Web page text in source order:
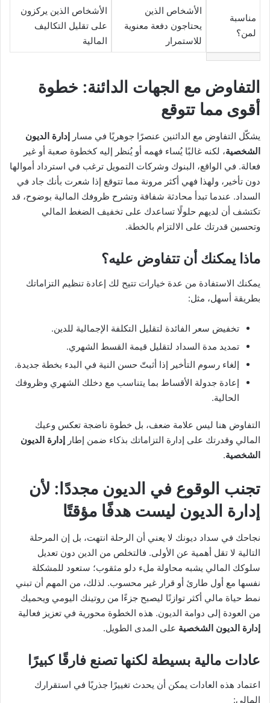
مناسبة
لمن؟
الأشخاص الذين
يحتاجون دفعة معنوية
للاستمرار
الأشخاص الذين يركزون
على تقليل التكاليف
المالية
التفاوض مع الجهات الدائنة: خطوة
أقوى مما تتوقع
يشكّل التفاوض مع الدائنين عنصرًا جوهريًا في مسار إدارة الديون
الشخصية، لكنه غالبًا يُساء فهمه أو يُنظر إليه كخطوة صعبة أو غير
فعالة. في الواقع، البنوك وشركات التمويل ترغب في استرداد أموالها
دون تأخير، ولهذا فهي أكثر مرونة مما تتوقع إذا شعرت بأنك جاد في
السداد. عندما تبدأ محادثة شفافة وتشرح ظروفك المالية بوضوح، قد
تكتشف أن لديهم حلولًا تساعدك على تخفيف الضغط المالي
وتحسين قدرتك على الالتزام بالخطة.
ماذا يمكنك أن تتفاوض عليه؟
يمكنك الاستفادة من عدة خيارات تتيح لك إعادة تنظيم التزاماتك
بطريقة أسهل، مثل:
تخفيض سعر الفائدة لتقليل التكلفة الإجمالية للدين.
تمديد مدة السداد لتقليل قيمة القسط الشهري.
إلغاء رسوم التأخير إذا أثبتّ حسن النية في البدء بخطة جديدة.
إعادة جدولة الأقساط بما يتناسب مع دخلك الشهري وظروفك
الحالية.
التفاوض هنا ليس علامة ضعف، بل خطوة ناضجة تعكس وعيك
المالي وقدرتك على إدارة التزاماتك بذكاء ضمن إطار إدارة الديون
الشخصية.
تجنب الوقوع في الديون مجددًا: لأن
إدارة الديون ليست هدفًا مؤقتًا
نجاحك في سداد ديونك لا يعني أن الرحلة انتهت، بل إن المرحلة
التالية لا تقل أهمية عن الأولى. فالتخلص من الدين دون تعديل
سلوكك المالي يشبه محاولة ملء دلو مثقوب؛ ستعود للمشكلة
نفسها مع أول طارئ أو قرار غير محسوب. لذلك، من المهم أن تبني
نمط حياة مالي أكثر توازنًا ليصبح جزءًا من روتينك اليومي ويحميك
من العودة إلى دوامة الديون. هذه الخطوة محورية في تعزيز فعالية
إدارة الديون الشخصية على المدى الطويل.
عادات مالية بسيطة لكنها تصنع فارقًا كبيرًا
اعتماد هذه العادات يمكن أن يحدث تغييرًا جذريًا في استقرارك
المالي: